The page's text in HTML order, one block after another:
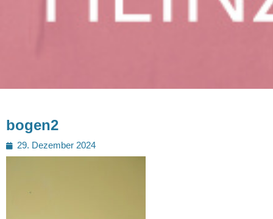
bogen2
Posted
on
29. Dezember 2024